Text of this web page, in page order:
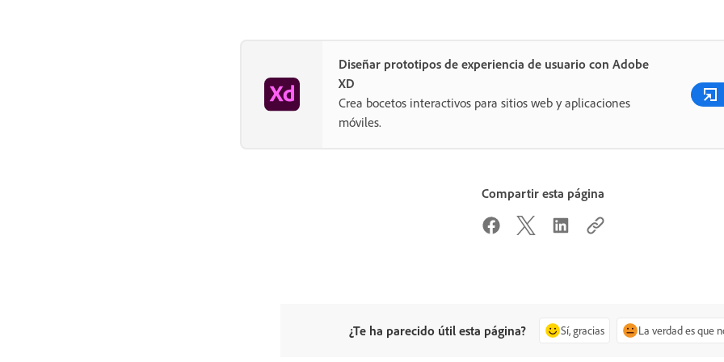
Diseñar prototipos de experiencia de usuario con Adobe
XD
Crea bocetos interactivos para sitios web y aplicaciones
móviles.
Compartir esta página
¿Te ha parecido útil esta página? Sí, gracias La verdad es que